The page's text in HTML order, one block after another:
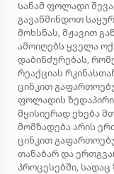
Სანამ ფოლადი
გავაწმინდოთ
მოხსნას, მჟავით
ამოიღებს ყველა
დაბინძურებას,
რეაქციას
ცინკით
ფოლადის
მყისიერად ეხება
მომზადება არის
ცინკით
თანაბარ და
პროცესებში,